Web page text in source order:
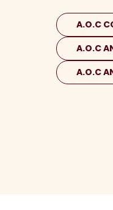
A.O.C
A.O.C
A.O.C